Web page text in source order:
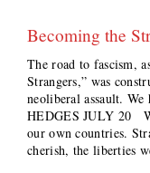
Becoming the
The road to fascism,
Strangers,” was
neoliberal assault.
HEDGES JULY 20
our own countries.
cherish, the liberties